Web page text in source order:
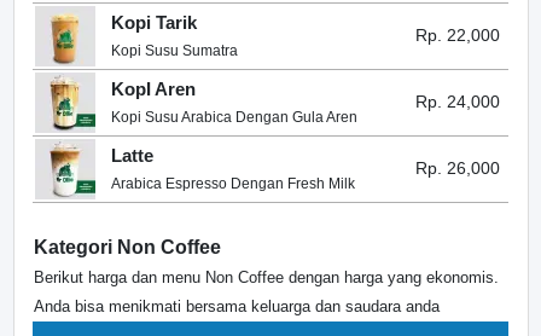
Kopi Tarik
Kopi Susu Sumatra
Rp. 22,000
KopI Aren
Kopi Susu Arabica Dengan Gula Aren
Rp. 24,000
Latte
Arabica Espresso Dengan Fresh Milk
Rp. 26,000
Kategori Non Coffee
Berikut harga dan menu Non Coffee dengan harga yang ekonomis.
Anda bisa menikmati bersama keluarga dan saudara anda